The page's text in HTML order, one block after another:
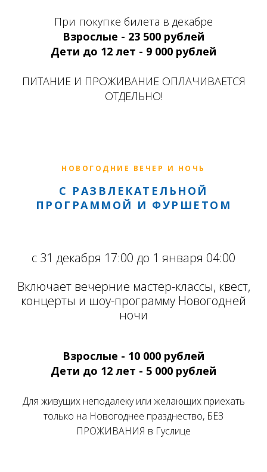
При покупке билета в декабре
Взрослые - 23 500 рублей
Дети до 12 лет - 9 000 рублей
ПИТАНИЕ И ПРОЖИВАНИЕ ОПЛАЧИВАЕТСЯ
ОТДЕЛЬНО!
НОВОГОДНИЕ ВЕЧЕР И НОЧЬ
С РАЗВЛЕКАТЕЛЬНОЙ
ПРОГРАММОЙ И ФУРШЕТОМ
с 31 декабря 17:00 до 1 января 04:00
Включает вечерние мастер-классы, квест,
концерты и шоу-программу Новогодней
ночи
Взрослые - 10 000 рублей
Дети до 12 лет - 5 000 рублей
Для живущих неподалеку или желающих приехать
только на Новогоднее празднество, БЕЗ
ПРОЖИВАНИЯ в Гуслице